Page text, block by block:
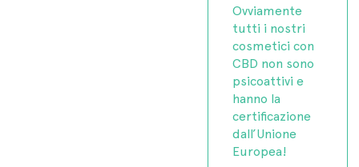
Ovviamente
tutti i nostri
cosmetici con
CBD non sono
psicoattivi e
hanno la
certificazione
dall’Unione
Europea!